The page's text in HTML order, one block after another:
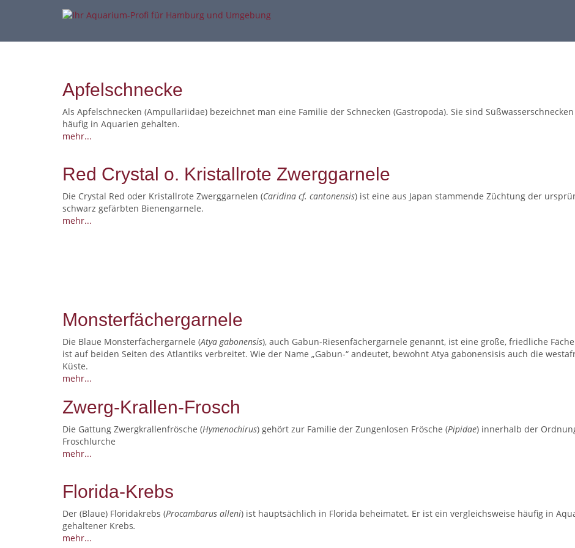
Apfelschnecke
Als Apfelschnecken (Ampullariidae) bezeichnet man eine Familie der Schnecken (Gastropoda). Sie sind
häufig in Aquarien gehalten.
mehr...
Red Crystal o. Kristallrote Zwerggarnele
Die Crystal Red oder Kristallrote Zwerggarnelen (Caridina cf. cantonensis) ist eine aus Japan stammende Züchtung der
schwarz gefärbten Bienengarnele.
mehr...
Monsterfächergarnele
Die Blaue Monsterfächergarnele (Atya gabonensis), auch Gabun-Riesenfächergarnele genannt, ist eine große, friedliche
ist auf beiden Seiten des Atlantiks verbreitet. Wie der Name „Gabun-“ andeutet, bewohnt Atya gabonensisis auch die
Küste.
mehr...
Zwerg-Krallen-Frosch
Die Gattung Zwergkrallenfrösche (Hymenochirus) gehört zur Familie der Zungenlosen Frösche (Pipidae) innerhalb der
Froschlurche
mehr...
Florida-Krebs
Der (Blaue) Floridakrebs (Procambarus alleni) ist hauptsächlich in Florida beheimatet. Er ist ein vergleichsweise häufig in
gehaltener Krebs.
mehr...